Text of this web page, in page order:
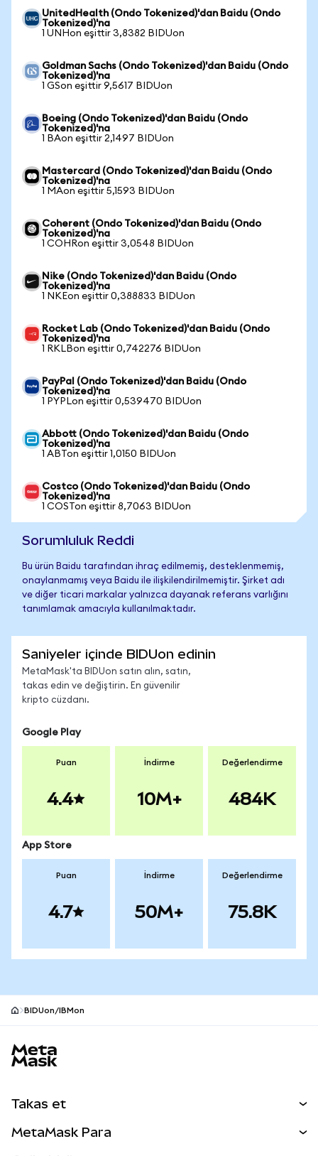
UnitedHealth (Ondo Tokenized)'dan Baidu (Ondo
Tokenized)'na
1 UNHon eşittir 3,8382 BIDUon
Goldman Sachs (Ondo Tokenized)'dan Baidu (Ondo
Tokenized)'na
1 GSon eşittir 9,5617 BIDUon
Boeing (Ondo Tokenized)'dan Baidu (Ondo
Tokenized)'na
1 BAon eşittir 2,1497 BIDUon
Mastercard (Ondo Tokenized)'dan Baidu (Ondo
Tokenized)'na
1 MAon eşittir 5,1593 BIDUon
Coherent (Ondo Tokenized)'dan Baidu (Ondo
Tokenized)'na
1 COHRon eşittir 3,0548 BIDUon
Nike (Ondo Tokenized)'dan Baidu (Ondo
Tokenized)'na
1 NKEon eşittir 0,388833 BIDUon
Rocket Lab (Ondo Tokenized)'dan Baidu (Ondo
Tokenized)'na
1 RKLBon eşittir 0,742276 BIDUon
PayPal (Ondo Tokenized)'dan Baidu (Ondo
Tokenized)'na
1 PYPLon eşittir 0,539470 BIDUon
Abbott (Ondo Tokenized)'dan Baidu (Ondo
Tokenized)'na
1 ABTon eşittir 1,0150 BIDUon
Costco (Ondo Tokenized)'dan Baidu (Ondo
Tokenized)'na
1 COSTon eşittir 8,7063 BIDUon
Sorumluluk Reddi
Bu ürün Baidu tarafından ihraç edilmemiş, desteklenmemiş,
onaylanmamış veya Baidu ile ilişkilendirilmemiştir. Şirket adı
ve diğer ticari markalar yalnızca dayanak referans varlığını
tanımlamak amacıyla kullanılmaktadır.
Saniyeler içinde BIDUon edinin
MetaMask'ta BIDUon satın alın, satın,
takas edin ve değiştirin. En güvenilir
kripto cüzdanı.
Google Play
Puan
4.4
İndirme
10M+
Değerlendirme
484K
App Store
Puan
4.7
İndirme
50M+
Değerlendirme
75.8K
BIDUon/IBMon
Takas et
MetaMask Para